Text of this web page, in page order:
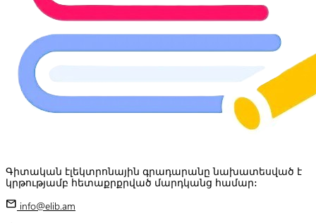
Գիտական էլեկտրոնային գրադարանը նախատեսված է
կրթությամբ հետաքրքրված մարդկանց համար:
mail info@elib.am